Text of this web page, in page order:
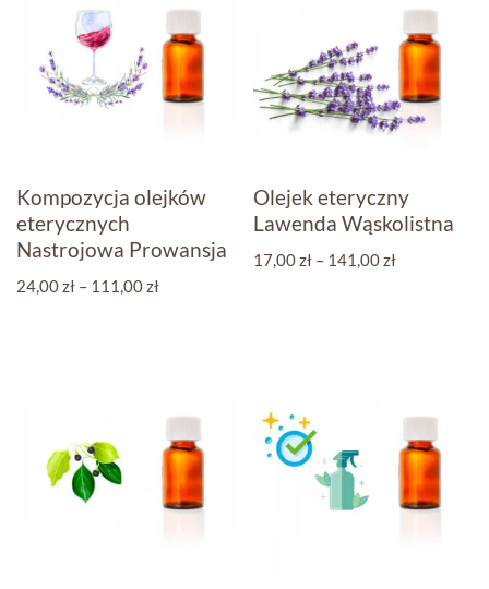
Kompozycja olejków
eterycznych
Nastrojowa Prowansja
24,00zł – 111,00zł
Olejek eteryczny
Lawenda Wąskolistna
17,00zł – 141,00zł